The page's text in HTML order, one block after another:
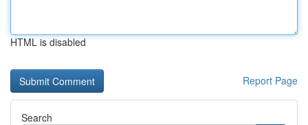
HTML is disabled
Report Page
Search